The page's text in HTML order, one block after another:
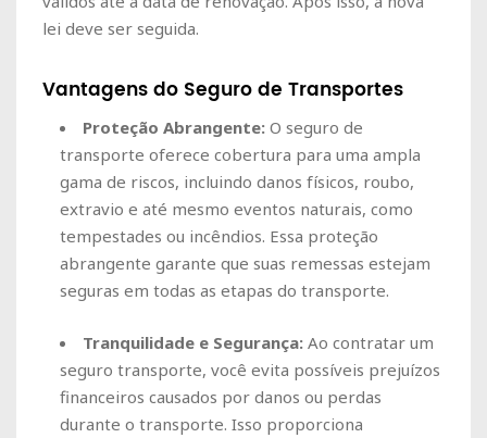
lei deve ser seguida.
Vantagens do Seguro de Transportes
Proteção Abrangente: O seguro de
transporte oferece cobertura para uma ampla
gama de riscos, incluindo danos físicos, roubo,
extravio e até mesmo eventos naturais, como
tempestades ou incêndios. Essa proteção
abrangente garante que suas remessas estejam
seguras em todas as etapas do transporte.
Tranquilidade e Segurança: Ao contratar um
seguro transporte, você evita possíveis prejuízos
financeiros causados por danos ou perdas
durante o transporte. Isso proporciona